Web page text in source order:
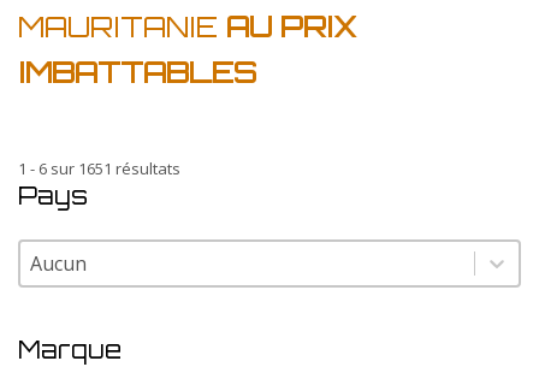
MAURITANIE AU PRIX
IMBATTABLES
1 - 6 sur 1651 résultats
Pays
Pays
Pays
Marque